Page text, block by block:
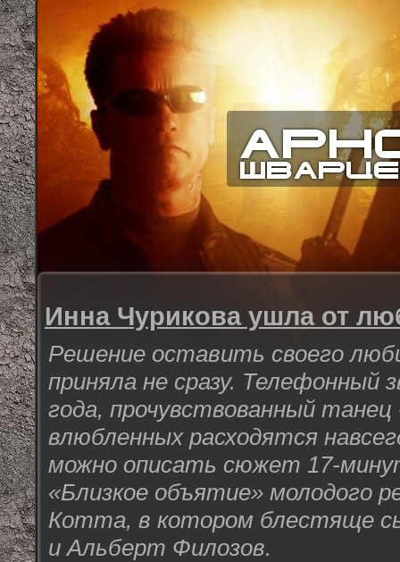
Инна Чурикова ушла от
Решение оставить своего
приняла не сразу. Телефонный
года, прочувствованный танец
влюбленных расходятся
можно описать сюжет 17-
«Близкое объятие» молодого
Котта, в котором блестяще
и Альберт Филозов.